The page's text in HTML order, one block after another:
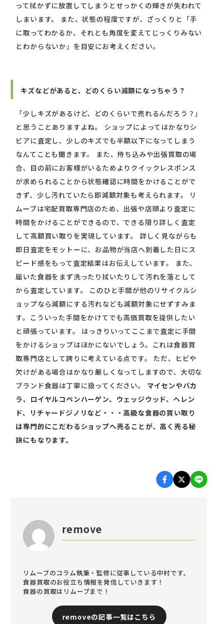
って拭かずに放置してしまうとせっかくの輝きが失われて
しまいます。 また、状態の程度ですが、ざっくりと「手
に取ってわかるか、それとも角度を変えてじっくりみない
とわからないか」を目安にお考えください。
キズなどがあると、どのくらい減額になっちゃう？
「少しキズがあるけど、どのくらいで売れるんだろう？」
と思うことありますよね。 ショップによってはかなりシ
ビアに査定し、少しのキズでも半額以下になってしまう
なんてことも聞きます。 また、持ち込みや出張買取の場
合、目の前にお客様がいるためよりクイックレスポンス
が求められることから状態確認に時間をかけることがで
きず、少し汚れていたら即減額対象も考えられます。 リ
ムーブは宅配買取専門店のため、出張や店頭より査定に
時間をかけることができるので、できる限り詳しく査定
して高額買い取りを実現しています。 詳しく見ながらも
即日査定をモットーに、お品物が当店へ到着した日にス
ピード感をもって査定結果はお伝えしています。 また、
届いた食器をまず洗ったり拭いたりして汚れを落として
から査定しています。 このひと手間が他のリサイクルシ
ョップなら減額にする汚れなども減額対象にせずすみま
す。こういった手間をかけてでも高価買取を提供したい
と頑張っています。 はっきりいってここまで査定に手間
をかけるショップはほかにないでしょう。これは食器買
取専門店として誇りに考えている点です。 ただ、ヒビや
欠けがある場合はかなり厳しくなってしますので、大切な
ブランド食器は丁寧に扱ってください。 マイセンやバカ
ラ、ロイヤルコペンハーゲン、ウェッジウッド、ヘレン
ド、リチャードジノリなど・・・高級な食器の買い取り
は専門的にこだわるショップへ売ることが、高く売る秘
訣にもなります。
remove
リムーブのコラム執筆・監修に従事している中村です。
食器買取のお役立ち情報を発信していきます！
食器の買取はリムーブまで！
removeの記事一覧はこちら